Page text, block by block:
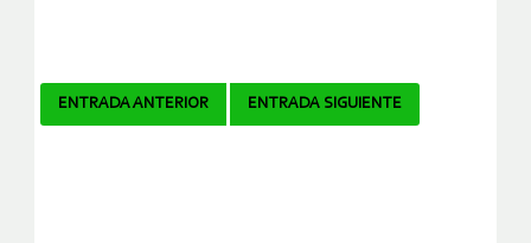
Navegador
ENTRADA ANTERIOR ENTRADA SIGUIENTE